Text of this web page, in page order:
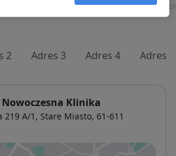
2 Adres 3 Adres 4 Adres 5
Nowoczesna Klinika
219 A/1, Stare Miasto, 61-611